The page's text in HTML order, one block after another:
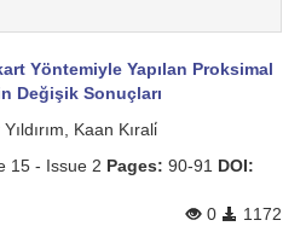
Yöntemiyle Yapılan Proksimal
Değişik Sonuçları
Kaan Kırali̇
15 - Issue 2 Pages: 90-91 DOI:
0
1172